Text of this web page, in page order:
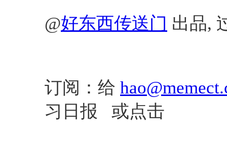
@好东西传送门 出品,
订阅：给
习日报 或点击